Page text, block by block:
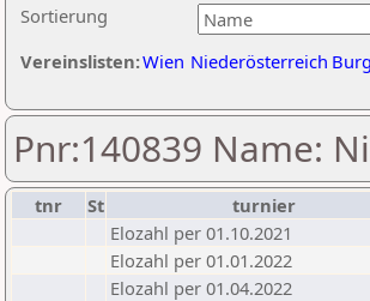
Sortierung
Vereinslisten:Wien Niederösterreich
Pnr:140839 Name:
tnr St turnier
Elozahl per 01.10.2021
Elozahl per 01.01.2022
Elozahl per 01.04.2022